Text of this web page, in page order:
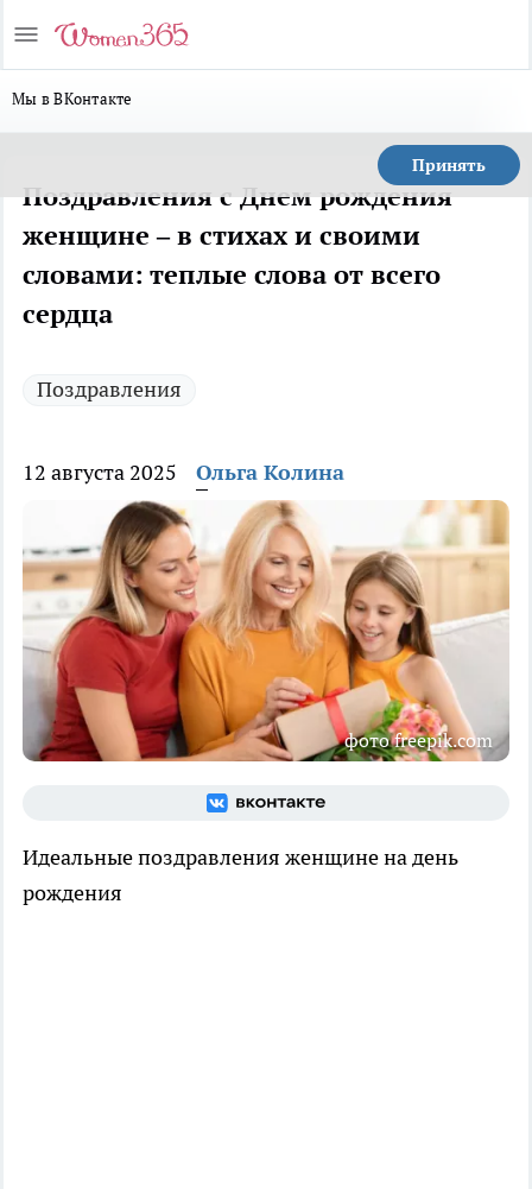
Мы в ВКонтакте
Принять
Поздравления с Днем рождения
женщине – в стихах и своими
словами: теплые слова от всего
сердца
Поздравления
12 августа 2025 Ольга Колина
фото freepik.com
Идеальные поздравления женщине на день
рождения